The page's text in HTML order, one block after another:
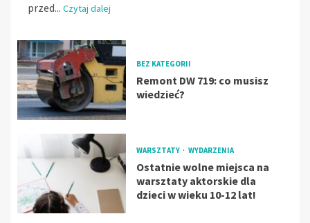
przed... Czytaj dalej
BEZ KATEGORII
Remont DW 719: co musisz
wiedzieć?
WARSZTATY WYDARZENIA
Ostatnie wolne miejsca na
warsztaty aktorskie dla
dzieci w wieku 10-12 lat!